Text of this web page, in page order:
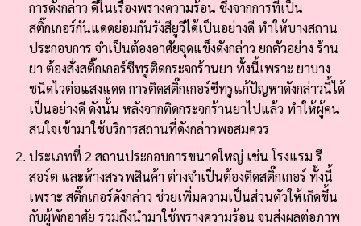
การดังกล่าว ดีในเรื่องพรางความร้อน ซึ่งจากการที่เป็น
สติ๊กเกอร์กันแดดย่อมกันรังสียูวีได้เป็นอย่างดี ทำให้บางสถาน
ประกอบการ จำเป็นต้องอาศัยจุดแข็งดังกล่าว ยกตัวอย่าง ร้าน
ยา ต้องสั่งสติ๊กเกอร์ซีทรูติดกระจกร้านยา ทั้งนี้เพราะ ยาบาง
ชนิดไวต่อแสงแดด การติดสติ๊กเกอร์ซีทรูแก้ปัญหาดังกล่าวนี้ได้
เป็นอย่างดี ดังนั้น หลังจากติดกระจกร้านยาไปแล้ว ทำให้ผู้คน
สนใจเข้ามาใช้บริการสถานที่ดังกล่าวพอสมควร
ประเภทที่ 2 สถานประกอบการขนาดใหญ่ เช่น โรงแรม รี
สอร์ต และห้างสรรพสินค้า ต่างจำเป็นต้องติดสติ๊กเกอร์ ทั้งนี้
เพราะ สติ๊กเกอร์ดังกล่าว ช่วยเพิ่มความเป็นส่วนตัวให้เกิดขึ้น
กับผู้พักอาศัย รวมถึงนำมาใช้พรางความร้อน จนส่งผลต่อภาพ